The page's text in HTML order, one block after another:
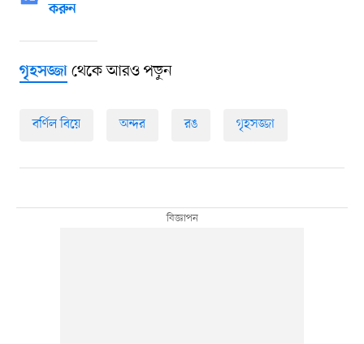
করুন
গৃহসজ্জাথেকে আরও পড়ুন
বর্ণিল বিয়ে অন্দর রঙ গৃহসজ্জা